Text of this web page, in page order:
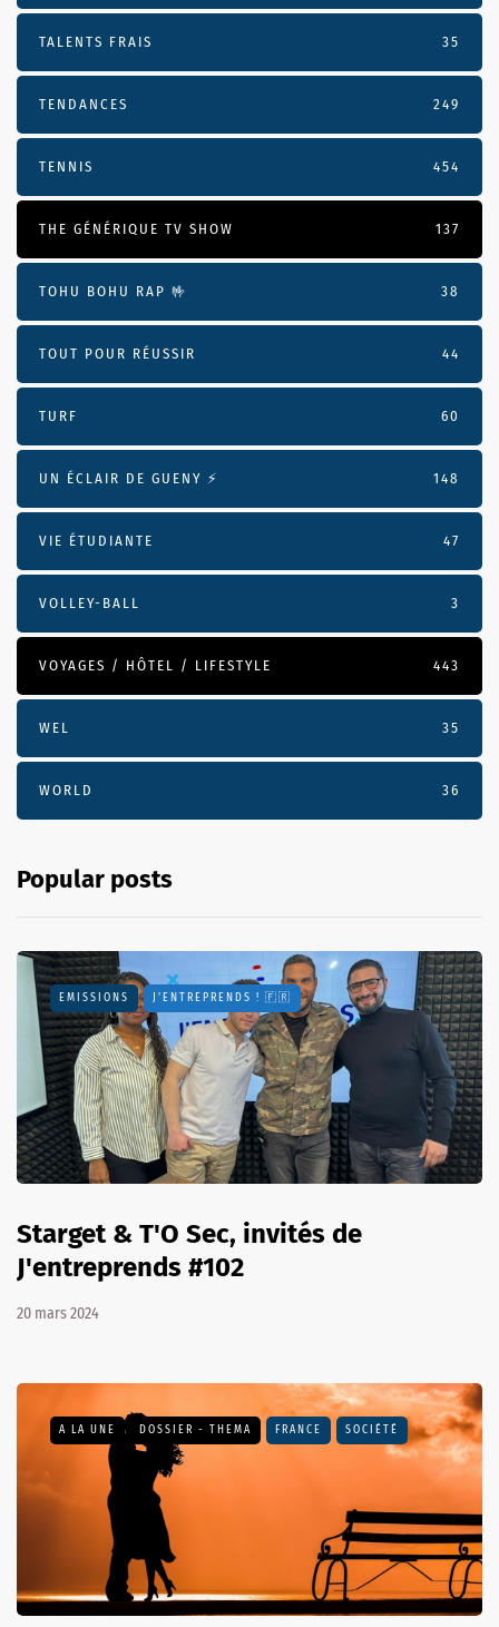
TALENTS FRAIS 35
TENDANCES 249
TENNIS 454
THE GÉNÉRIQUE TV SHOW 137
TOHU BOHU RAP 🤟 38
TOUT POUR RÉUSSIR 44
TURF 60
UN ÉCLAIR DE GUENY ⚡️ 148
VIE ÉTUDIANTE 47
VOLLEY-BALL 3
VOYAGES / HÔTEL / LIFESTYLE 443
WEL 35
WORLD 36
Popular posts
EMISSIONS J'ENTREPRENDS ! 🇫🇷
Starget & T'O Sec, invités de
J'entreprends #102
20 mars 2024
A LA UNE DOSSIER - THEMA FRANCE SOCIÉTÉ